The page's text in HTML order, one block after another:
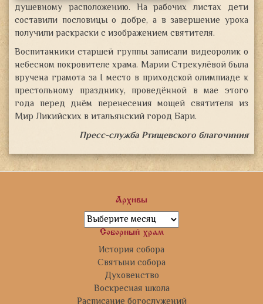
душевному расположению. На рабочих листах дети
составили пословицы о добре, а в завершение урока
получили раскраски с изображением святителя.
Воспитанники старшей группы записали видеоролик о
небесном покровителе храма. Марии Стрекулёвой была
вручена грамота за I место в приходской олимпиаде к
престольному празднику, проведённой в мае этого
года перед днём перенесения мощей святителя из
Мир Ликийских в итальянский город Бари.
Пресс-служба Ртищевского благочиния
Архивы
Архивы
Соборный храм
История собора
Святыни собора
Духовенство
Воскресная школа